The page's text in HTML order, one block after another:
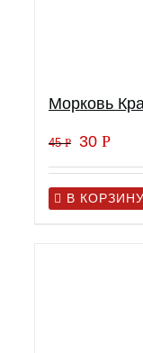
Морковь
45Р 30 Р
В КОРЗИНУ